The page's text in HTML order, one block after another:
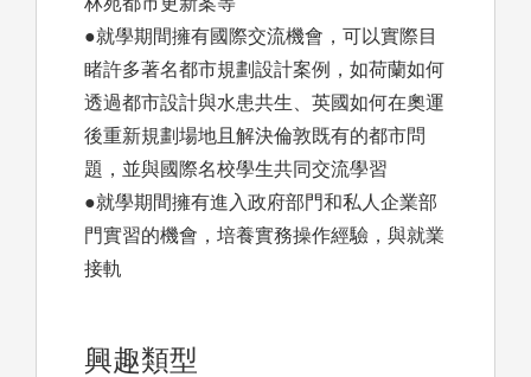
●就學期間擁有國際交流機會，可以實際目
睹許多著名都市規劃設計案例，如荷蘭如何
透過都市設計與水患共生、英國如何在奧運
後重新規劃場地且解決倫敦既有的都市問
題，並與國際名校學生共同交流學習
●就學期間擁有進入政府部門和私人企業部
門實習的機會，培養實務操作經驗，與就業
接軌
興趣類型